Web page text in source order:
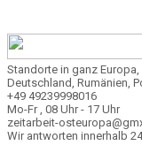
Standorte in ganz Europa,
Deutschland, Rumänien,
+49 49239998016
Mo-Fr , 08 Uhr - 17 Uhr
zeitarbeit-
Wir antworten innerhalb